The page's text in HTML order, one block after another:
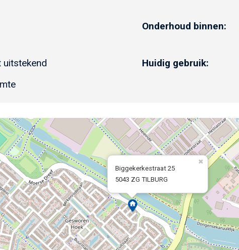
Onderhoud binnen:
uitstekend Huidig gebruik:
Biggekerkestraat 25
5043 ZG TILBURG